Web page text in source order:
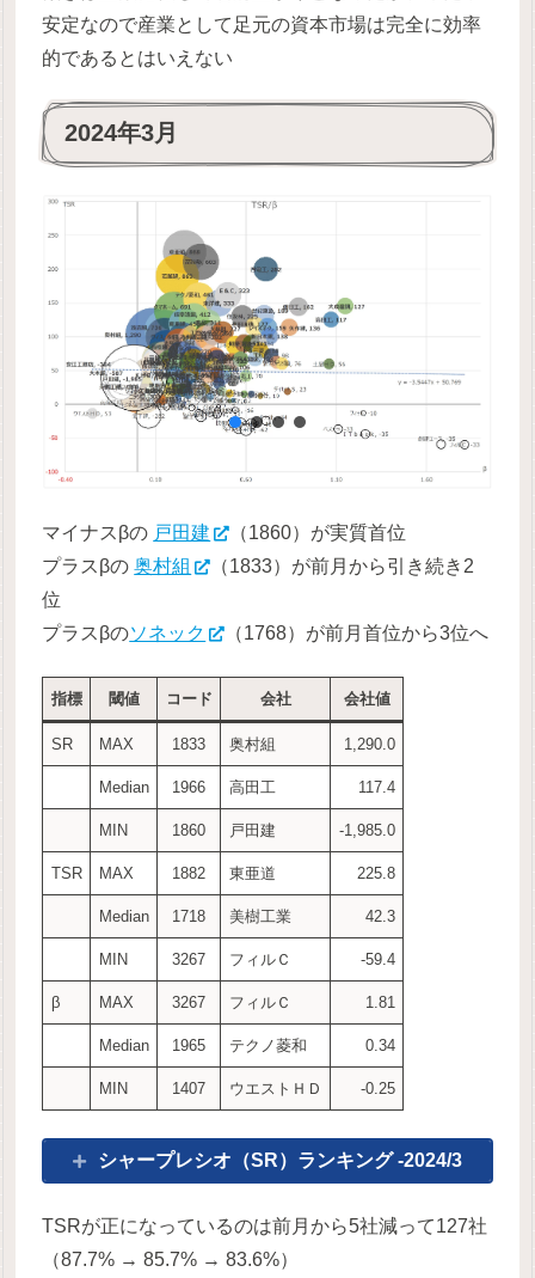
安定なので産業として足元の資本市場は完全に効率
的であるとはいえない
2024年3月
マイナスβの 戸田建
（1860）が実質首位
プラスβの奥村組
（1833）が前月から引き続き2
位
プラスβのソネック （1768）が前月首位から3位へ
指標 閾値 コード 会社 会社値
SR MAX 1833 奥村組 1,290.0
Median 1966 高田工 117.4
MIN 1860 戸田建 -1,985.0
TSR MAX 1882 東亜道 225.8
Median 1718 美樹工業 42.3
MIN 3267 フィルＣ -59.4
β MAX 3267 フィルＣ 1.81
Median 1965 テクノ菱和 0.34
MIN 1407 ウエストＨＤ -0.25
シャープレシオ（SR）ランキング -2024/3
TSRが正になっているのは前月から5社減って127社
（87.7% → 85.7% → 83.6%）